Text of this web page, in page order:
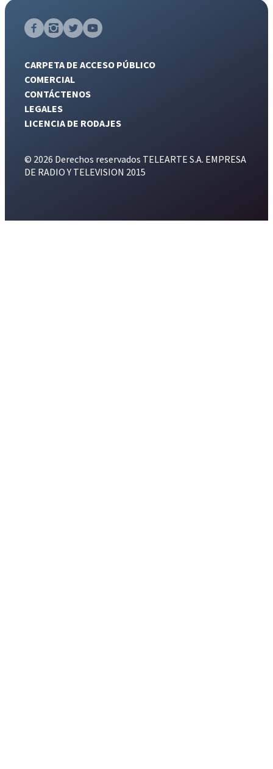
CARPETA DE ACCESO PÚBLICO
COMERCIAL
CONTÁCTENOS
LEGALES
LICENCIA DE RODAJES
© 2026 Derechos reservados TELEARTE S.A. EMPRESA
DE RADIO Y TELEVISION 2015